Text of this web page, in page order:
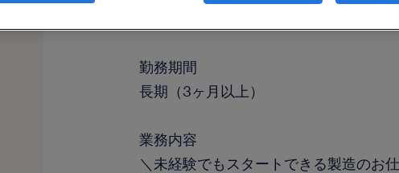
勤務期間
長期（3ヶ月以上）
業務内容
＼未経験でもスタートできる製造のお